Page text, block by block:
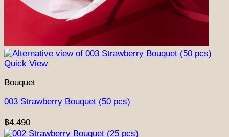
Quick View
Bouquet
003 Strawberry Bouquet (50 pcs)
฿4,490